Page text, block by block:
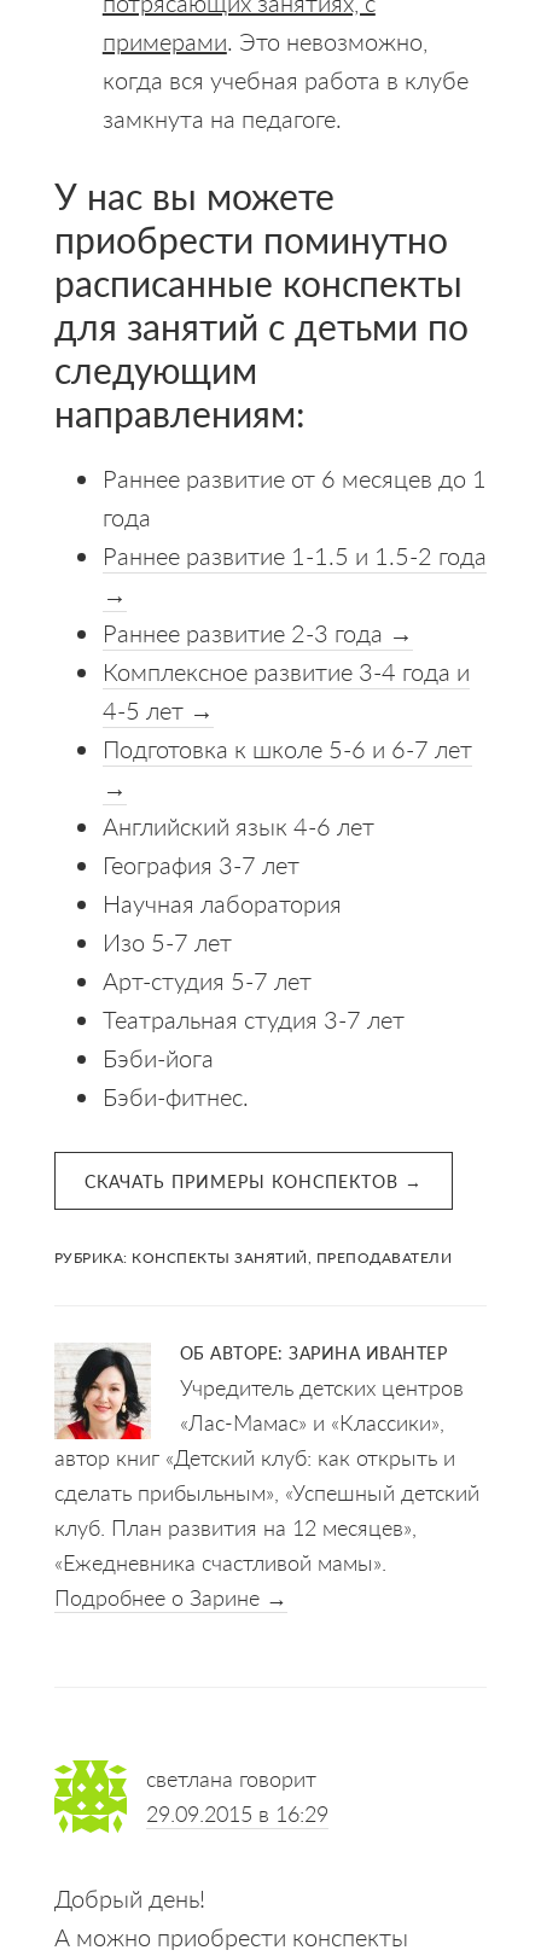
примерами. Это невозможно,
когда вся учебная работа в клубе
замкнута на педагоге.
У нас вы можете
приобрести поминутно
расписанные конспекты
для занятий с детьми по
следующим
направлениям:
Раннее развитие от 6 месяцев до 1
года
Раннее развитие 1-1.5 и 1.5-2 года
→
Раннее развитие 2-3 года →
Комплексное развитие 3-4 года и
4-5 лет →
Подготовка к школе 5-6 и 6-7 лет
→
Английский язык 4-6 лет
География 3-7 лет
Научная лаборатория
Изо 5-7 лет
Арт-студия 5-7 лет
Театральная студия 3-7 лет
Бэби-йога
Бэби-фитнес.
СКАЧАТЬ ПРИМЕРЫ КОНСПЕКТОВ →
РУБРИКА: КОНСПЕКТЫ ЗАНЯТИЙ, ПРЕПОДАВАТЕЛИ
ОБ АВТОРЕ:ЗАРИНА ИВАНТЕР
Учредитель детских центров
«Лас-Мамас» и «Классики»,
автор книг «Детский клуб: как открыть и
сделать прибыльным», «Успешный детский
клуб. План развития на 12 месяцев»,
«Ежедневника счастливой мамы».
Подробнее о Зарине →
Reader
Interactions
светлана говорит
29.09.2015 в 16:29
Добрый день!
А можно приобрести конспекты